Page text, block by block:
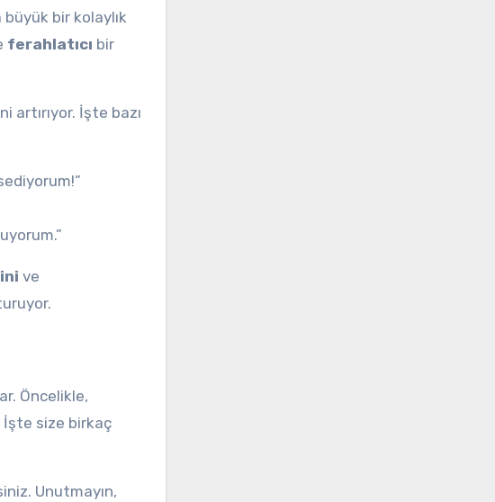
bir kolaylık
ferahlatıcı bir
artırıyor. İşte bazı
ve
Öncelikle,
İşte size birkaç
Unutmayın,